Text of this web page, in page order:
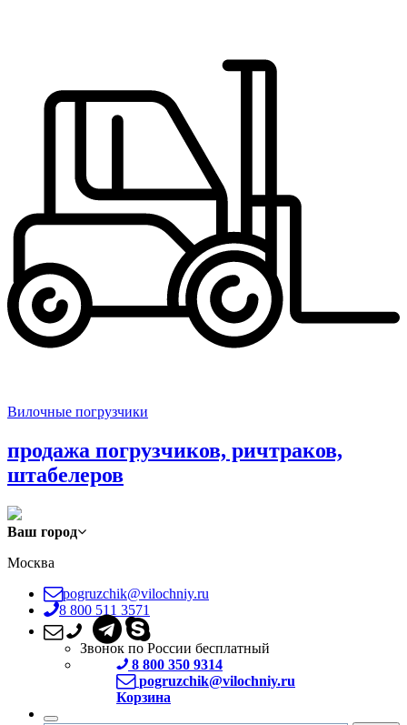
Вилочные погрузчики
продажа погрузчиков, ричтраков,
штабелеров
Ваш город
Москва
pogruzchik@vilochniy.ru
8 800 511 3571
Звонок по России бесплатный
8 800 350 9314
pogruzchik@vilochniy.ru
Корзина